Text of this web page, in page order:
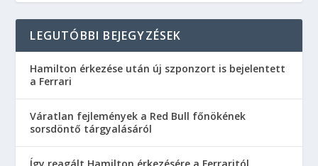
LEGUTÓBBI BEJEGYZÉSEK
Hamilton érkezése után új szponzort is bejelentett
a Ferrari
Váratlan fejlemények a Red Bull főnökének
sorsdöntő tárgyalásáról